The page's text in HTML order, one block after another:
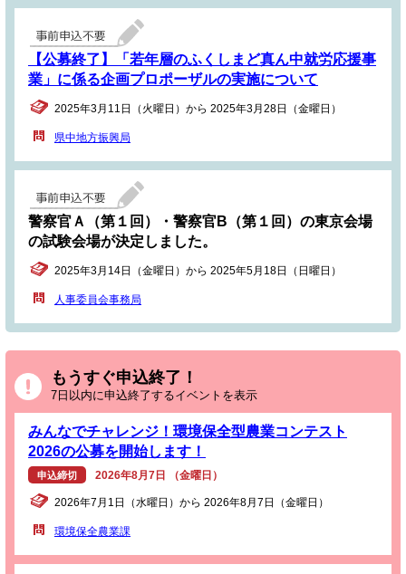
【公募終了】「若年層のふくしまど真ん中就労応援事
業」に係る企画プロポーザルの実施について
2025年3月11日（火曜日）から 2025年3月28日（金曜日）
県中地方振興局
警察官Ａ（第１回）・警察官B（第１回）の東京会場
の試験会場が決定しました。
2025年3月14日（金曜日）から 2025年5月18日（日曜日）
人事委員会事務局
もうすぐ申込終了！
7日以内に申込終了するイベントを表示
みんなでチャレンジ！環境保全型農業コンテスト
2026の公募を開始します！
申込締切 2026年8月7日 （金曜日）
2026年7月1日（水曜日）から 2026年8月7日（金曜日）
環境保全農業課